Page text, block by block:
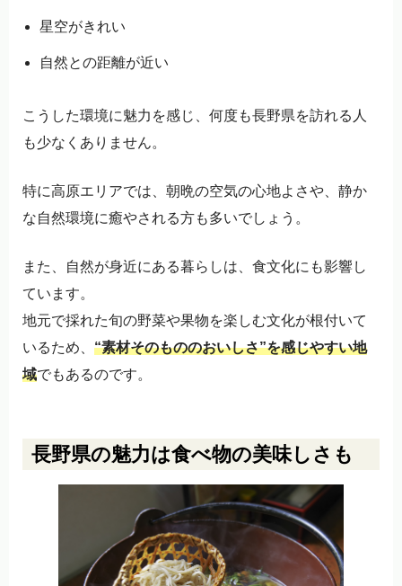
星空がきれい
自然との距離が近い
こうした環境に魅力を感じ、何度も長野県を訪れる人
も少なくありません。
特に高原エリアでは、朝晩の空気の心地よさや、静か
な自然環境に癒やされる方も多いでしょう。
また、自然が身近にある暮らしは、食文化にも影響し
ています。
地元で採れた旬の野菜や果物を楽しむ文化が根付いて
いるため、 “素材そのもののおいしさ”を感じやすい地
域でもあるのです。
長野県の魅力は食べ物の美味しさも